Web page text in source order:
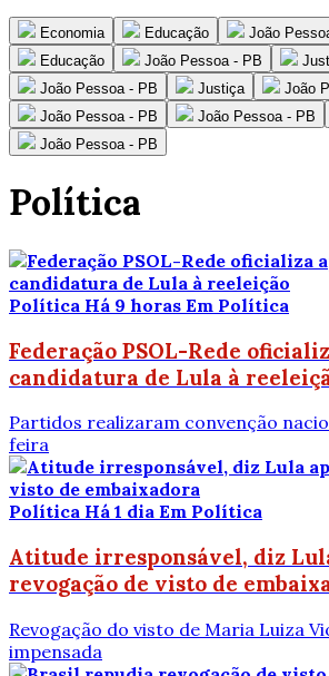
Economia Educação João
Educação
João Pessoa - PB
João Pessoa - PB
Justiça
João
João Pessoa - PB
João Pessoa - PB
João Pessoa - PB
Política
Política Há 9 horas Em Política
Federação PSOL-Rede
candidatura de Lula à
Partidos realizaram convenção
feira
Política Há 1 dia Em Política
Atitude irresponsável, diz
revogação de visto de
Revogação do visto de Maria Luiza
impensada